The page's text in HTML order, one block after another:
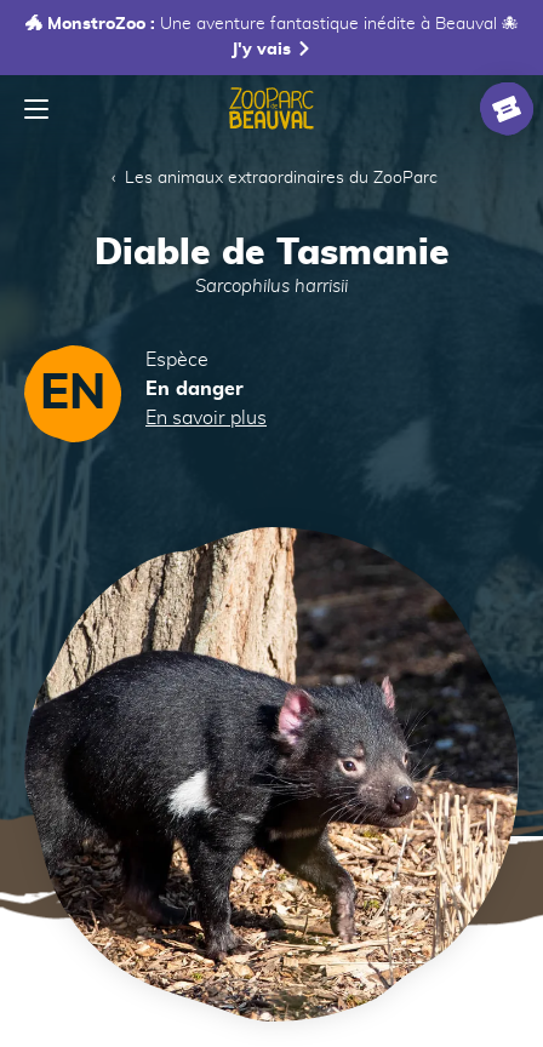
🐲 MonstroZoo : Une aventure fantastique inédite à Beauval 🐙
J'y vais
Menu
Les animaux extraordinaires du ZooParc
Diable de Tasmanie
Sarcophilus harrisii
EN
Espèce
En danger
En savoir plus